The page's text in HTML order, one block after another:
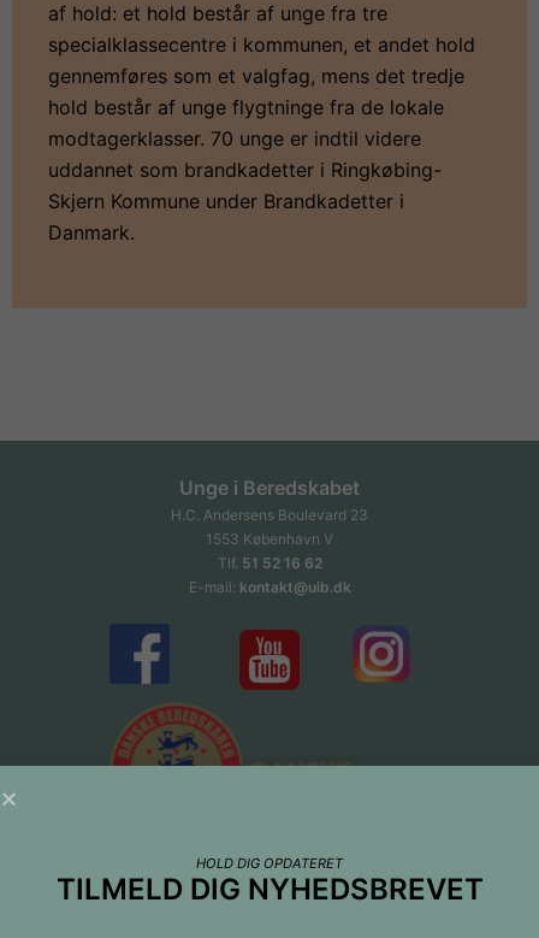
af hold: et hold består af unge fra tre
specialklassecentre i kommunen, et andet hold
gennemføres som et valgfag, mens det tredje
hold består af unge flygtninge fra de lokale
modtagerklasser. 70 unge er indtil videre
uddannet som brandkadetter i Ringkøbing-
Skjern Kommune under Brandkadetter i
Danmark.
Unge i Beredskabet
H.C. Andersens Boulevard 23
1553 København V
Tlf. 51 52 16 62
E-mail: kontakt@uib.dk
HOLD DIG OPDATERET
TILMELD DIG NYHEDSBREVET